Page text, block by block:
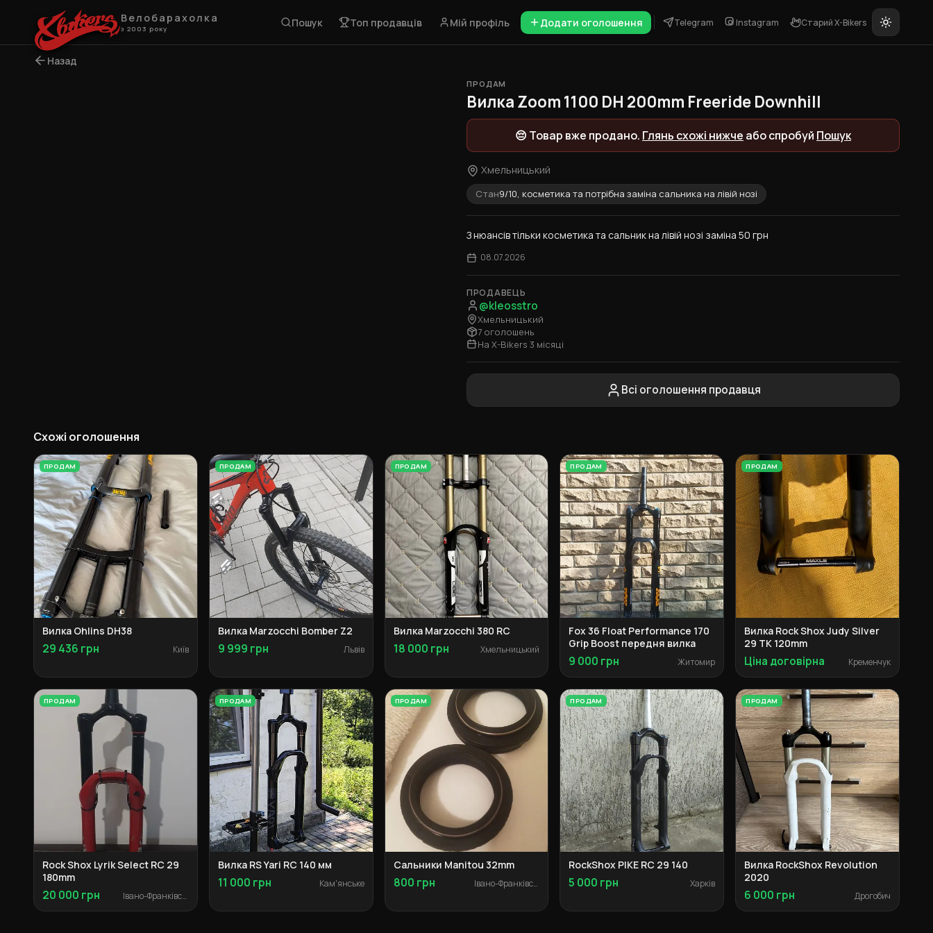
Велобарахолка
з 2003 року Пошук Топ продавців Мій профіль Додати оголошення Telegram Instagram Старий X-Bikers
Назад
ПРОДАМ
Вилка Zoom 1100 DH 200mm Freeride Downhill
😔 Товар вже продано. Глянь схожі нижче або спробуй Пошук
Хмельницький
Стан9/10, косметика та потрібна заміна сальника на лівій нозі
З нюансів тільки косметика та сальник на лівій нозі заміна 50 грн
08.07.2026
ПРОДАВЕЦЬ
@kleosstro
Хмельницький
7 оголошень
На X-Bikers 3 місяці
Всі оголошення продавця
Схожі оголошення
ПРОДАМ
Вилка Ohlins DH38
29 436 грн Київ
ПРОДАМ
Вилка Marzocchi Bomber Z2
9 999 грн Львів
ПРОДАМ
Вилка Marzocchi 380 RC
18 000 грн Хмельницький
ПРОДАМ
Fox 36 Float Performance 170
Grip Boost передня вилка
9 000 грн Житомир
ПРОДАМ
Вилка Rock Shox Judy Silver
29 TK 120mm
Ціна договірна Кременчук
ПРОДАМ
Rock Shox Lyrik Select RC 29
180mm
20 000 грн Івано-Франківськ
ПРОДАМ
Вилка RS Yari RC 140 мм
11 000 грн Кам'янське
ПРОДАМ
Сальники Manitou 32mm
800 грн Івано-Франківськ
ПРОДАМ
RockShox PIKE RC 29 140
5 000 грн Харків
ПРОДАМ
Вилка RockShox Revolution
2020
6 000 грн Дрогобич